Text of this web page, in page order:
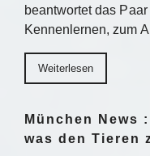
beantwortet das
Kennenlernen, zum
Weiterlesen
München News
was den Tieren